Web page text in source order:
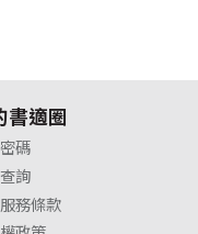
書適圈
碼
詢
務條款